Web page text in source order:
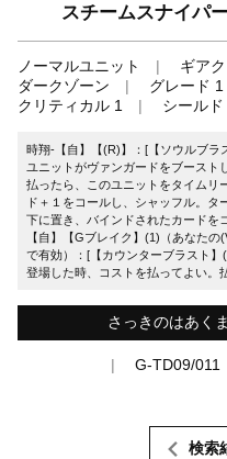
スチームスナイパ
ノーマルユニット ギア
ダークゾーン
グレード 1
クリティカル 1
シール
時翔-【自】【(R)】：[【ソウルブラ
ユニットがヴァンガードをブースト
払ったら、このユニットをタイムリ
ド＋１をコールし、シャッフル。
下に置き、バインドされたカードを
【自】【Gブレイク】(1)（あなた
で有効）：[【カウンターブラスト
登場した時、コストを払ってよい。
さっきのはあく
G-TD09/011
検索